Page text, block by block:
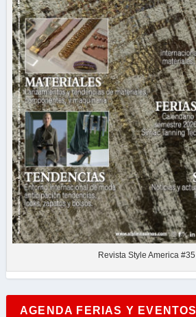
Revista Style America #35
AGENDA FERIAS Y EVENTOS